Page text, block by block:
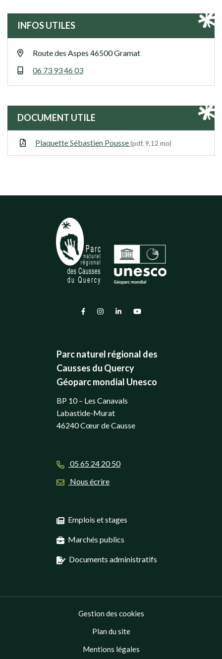
INFOS UTILES
Route des Aspes 46500 Gramat
06 73 93 46 03
DOCUMENT UTILE
Plaquette Sébastien Pousse(pdf, 9,12 mo)
Lien vers le compte Facebook
Lien vers le compte Instagram
Lien vers le compte Linkedin
Lien vers la chaîne
Parc naturel régional des
Causses du Quercy
Géoparc mondial Unesco
BP 10 – Les Canavals
Labastide-Murat
46240 Cœur de Causse
05 65 24 20 50
Nous écrire
Emplois et stages
Marchés publics
Documents administratifs
Gestion des cookies
Plan du site
Mentions légales